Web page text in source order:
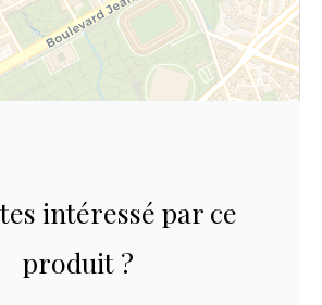
intéressé par ce
produit ?